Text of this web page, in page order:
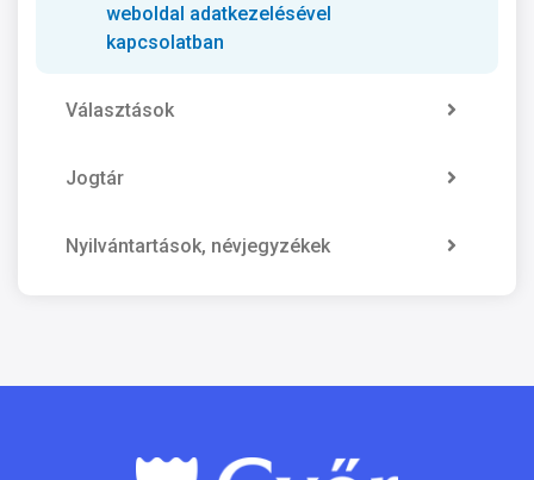
weboldal adatkezelésével
kapcsolatban
Választások
Jogtár
Nyilvántartások, névjegyzékek